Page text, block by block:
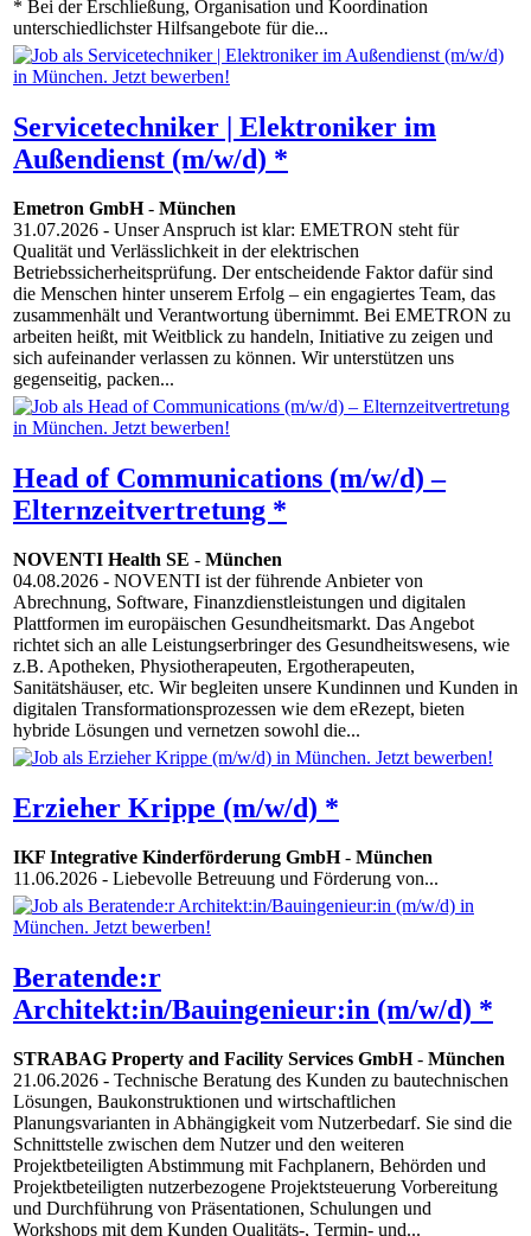
* Bei der Erschließung, Organisation und Koordination
unterschiedlichster Hilfsangebote für die...
Servicetechniker | Elektroniker im
Außendienst (m/w/d) *
Emetron GmbH- München
31.07.2026 - Unser Anspruch ist klar: EMETRON steht für
Qualität und Verlässlichkeit in der elektrischen
Betriebssicherheitsprüfung. Der entscheidende Faktor dafür sind
die Menschen hinter unserem Erfolg – ein engagiertes Team, das
zusammenhält und Verantwortung übernimmt. Bei EMETRON zu
arbeiten heißt, mit Weitblick zu handeln, Initiative zu zeigen und
sich aufeinander verlassen zu können. Wir unterstützen uns
gegenseitig, packen...
Head of Communications (m/w/d) –
Elternzeitvertretung *
NOVENTI Health SE - München
04.08.2026 - NOVENTI ist der führende Anbieter von
Abrechnung, Software, Finanzdienstleistungen und digitalen
Plattformen im europäischen Gesundheitsmarkt. Das Angebot
richtet sich an alle Leistungserbringer des Gesundheitswesens, wie
z.B. Apotheken, Physiotherapeuten, Ergotherapeuten,
Sanitätshäuser, etc. Wir begleiten unsere Kundinnen und Kunden in
digitalen Transformationsprozessen wie dem eRezept, bieten
hybride Lösungen und vernetzen sowohl die...
Erzieher Krippe (m/w/d) *
IKF Integrative Kinderförderung GmbH- München
11.06.2026 - Liebevolle Betreuung und Förderung von...
Beratende:r
Architekt:in/Bauingenieur:in (m/w/d) *
STRABAG Property and Facility Services GmbH- München
21.06.2026 - Technische Beratung des Kunden zu bautechnischen
Lösungen, Baukonstruktionen und wirtschaftlichen
Planungsvarianten in Abhängigkeit vom Nutzerbedarf. Sie sind die
Schnittstelle zwischen dem Nutzer und den weiteren
Projektbeteiligten Abstimmung mit Fachplanern, Behörden und
Projektbeteiligten nutzerbezogene Projektsteuerung Vorbereitung
und Durchführung von Präsentationen, Schulungen und
Workshops mit dem Kunden Qualitäts-, Termin- und...